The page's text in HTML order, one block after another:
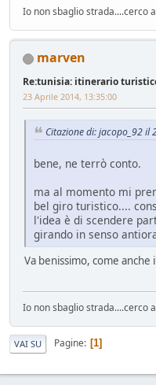
Io non sbaglio strada....cerco
marven
Re:tunisia: itinerario
23 Aprile 2014, 13:35:00
Citazione di: jacopo_92 il
bene, ne terrò conto.
ma al momento mi
bel giro turistico....
l'idea è di scendere
girando in senso
Va benissimo, come
Io non sbaglio strada....cerco
VAI SU Pagine 1